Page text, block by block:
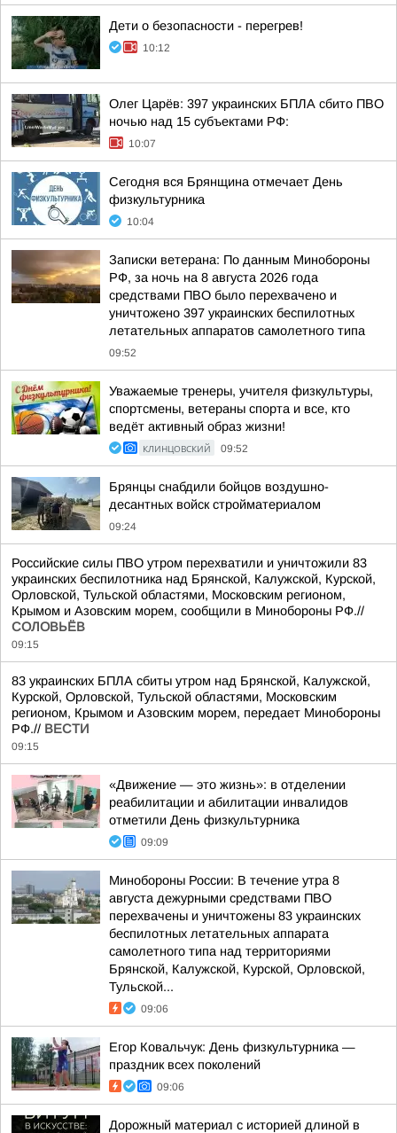
Дети о безопасности - перегрев!
10:12
Олег Царёв: 397 украинских БПЛА сбито ПВО
ночью над 15 субъектами РФ:
10:07
Сегодня вся Брянщина отмечает День
физкультурника
10:04
Записки ветерана: По данным Минобороны
РФ, за ночь на 8 августа 2026 года
средствами ПВО было перехвачено и
уничтожено 397 украинских беспилотных
летательных аппаратов самолетного типа
09:52
Уважаемые тренеры, учителя физкультуры,
спортсмены, ветераны спорта и все, кто
ведёт активный образ жизни!
КЛИНЦОВСКИЙ 09:52
Брянцы снабдили бойцов воздушно-
десантных войск стройматериалом
09:24
Российские силы ПВО утром перехватили и уничтожили 83
украинских беспилотника над Брянской, Калужской, Курской,
Орловской, Тульской областями, Московским регионом,
Крымом и Азовским морем, сообщили в Минобороны РФ.//
СОЛОВЬЁВ
09:15
83 украинских БПЛА сбиты утром над Брянской, Калужской,
Курской, Орловской, Тульской областями, Московским
регионом, Крымом и Азовским морем, передает Минобороны
РФ.// ВЕСТИ
09:15
«Движение — это жизнь»: в отделении
реабилитации и абилитации инвалидов
отметили День физкультурника
09:09
Минобороны России: В течение утра 8
августа дежурными средствами ПВО
перехвачены и уничтожены 83 украинских
беспилотных летательных аппарата
самолетного типа над территориями
Брянской, Калужской, Курской, Орловской,
Тульской...
09:06
Егор Ковальчук: День физкультурника —
праздник всех поколений
09:06
Дорожный материал с историей длиной в